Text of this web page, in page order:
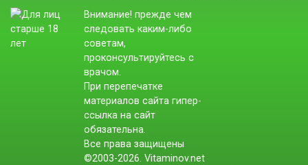
Внимание! прежде чем
следовать каким-либо
советам,
проконсультируйтесь с
врачом.
При перепечатке
материалов сайта гипер-
ссылка на сайт
обязательна.
Все права защищены
©2003-2026. Vitaminov.net